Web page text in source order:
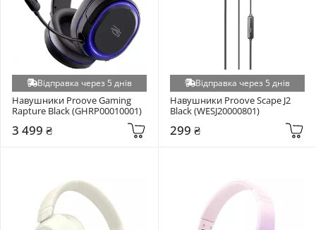
Відправка через 5 днів
Навушники Proove Gaming
Rapture Black (GHRP00010001)
3 499 ₴
Відправка через 5 днів
Навушники Proove Scape J2
Black (WESJ20000801)
299 ₴